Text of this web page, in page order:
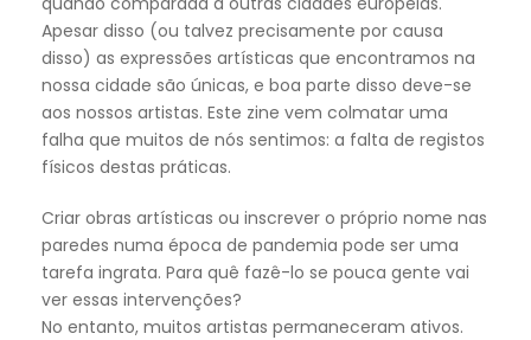
Apesar disso (ou talvez precisamente por causa
disso) as expressões artísticas que encontramos na
nossa cidade são únicas, e boa parte disso deve-se
aos nossos artistas. Este zine vem colmatar uma
falha que muitos de nós sentimos: a falta de registos
físicos destas práticas.
Criar obras artísticas ou inscrever o próprio nome nas
paredes numa época de pandemia pode ser uma
tarefa ingrata. Para quê fazê-lo se pouca gente vai
ver essas intervenções?
No entanto, muitos artistas permaneceram ativos.